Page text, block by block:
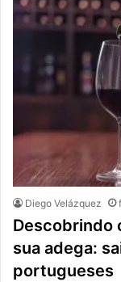
Diego Velázquez
Descobrindo
sua adega:
portugueses